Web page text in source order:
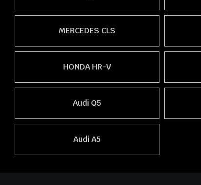
MERCEDES CLS
HONDA HR-V
Audi Q5
Audi A5